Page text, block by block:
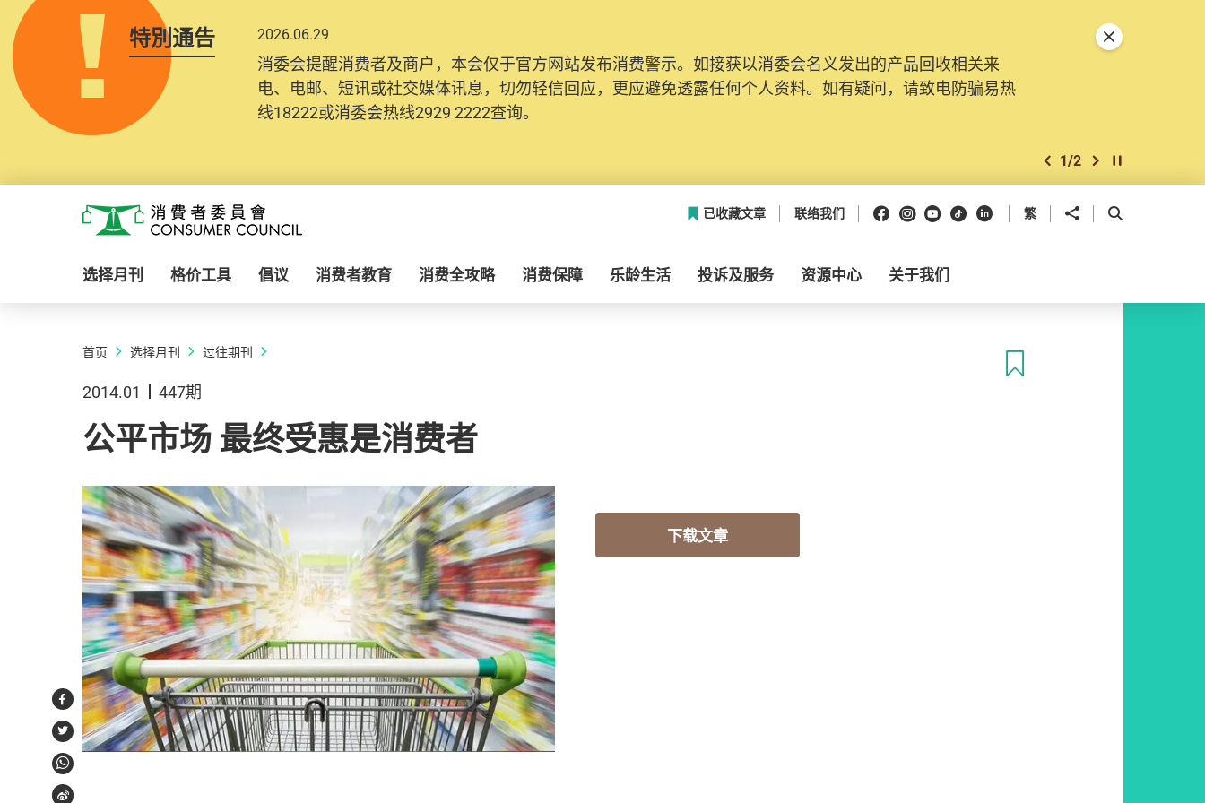
特別通告 2026.06.29
消委会提醒消费者及商户，本会仅于官方网站发布消费警示。如接获以消委会名义发出的产品回收相关来
电、电邮、短讯或社交媒体讯息，切勿轻信回应，更应避免透露任何个人资料。如有疑问，请致电防骗易热
线18222或消委会热线2929 2222查询。
上一个
1/2 下一个开始/暂停幻灯
关闭特別通告
消费者委员会
已收藏文章 联络我们 Facebook
Instagram
Youtube
抖音领英 繁 分享到 开启搜寻框
选择月刊 格价工具 倡议 消费者教育 消费全攻略 消费保障 乐龄生活 投诉及服务 资源中心 关于我们
首页 选择月刊 过往期刊
2014.01 447期
公平市场 最终受惠是消费者
下载文章
Facebook
Twitter
WhatsApp